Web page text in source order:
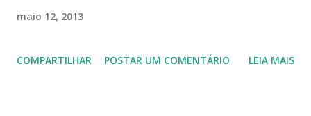
maio 12, 2013
COMPARTILHAR POSTAR UM COMENTÁRIO LEIA MAIS